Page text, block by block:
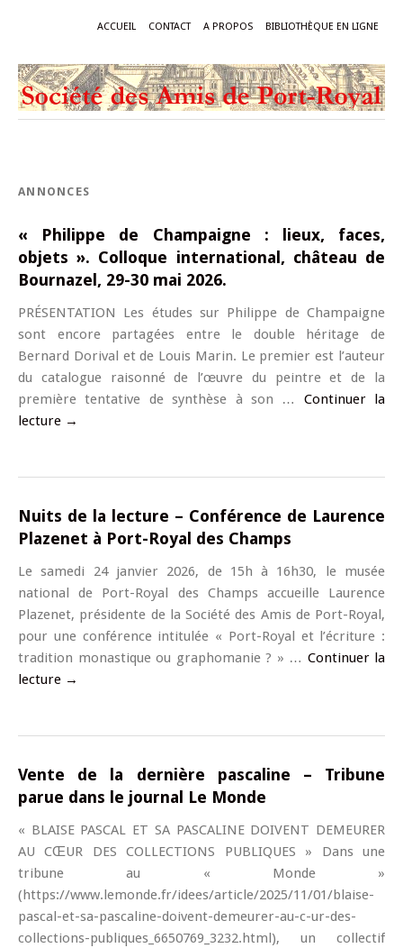
ACCUEIL CONTACT A PROPOS BIBLIOTHÈQUE EN LIGNE
ANNONCES
« Philippe de Champaigne : lieux, faces,
objets ». Colloque international, château de
Bournazel, 29-30 mai 2026.
PRÉSENTATION Les études sur Philippe de Champaigne
sont encore partagées entre le double héritage de
Bernard Dorival et de Louis Marin. Le premier est l’auteur
du catalogue raisonné de l’œuvre du peintre et de la
première tentative de synthèse à son … Continuer la
lecture →
Nuits de la lecture – Conférence de Laurence
Plazenet à Port-Royal des Champs
Le samedi 24 janvier 2026, de 15h à 16h30, le musée
national de Port-Royal des Champs accueille Laurence
Plazenet, présidente de la Société des Amis de Port-Royal,
pour une conférence intitulée « Port-Royal et l’écriture :
tradition monastique ou graphomanie ? » … Continuer la
lecture →
Vente de la dernière pascaline – Tribune
parue dans le journal Le Monde
« BLAISE PASCAL ET SA PASCALINE DOIVENT DEMEURER
AU CŒUR DES COLLECTIONS PUBLIQUES » Dans une
tribune au « Monde »
(https://www.lemonde.fr/idees/article/2025/11/01/blaise-
pascal-et-sa-pascaline-doivent-demeurer-au-c-ur-des-
collections-publiques_6650769_3232.html), un collectif